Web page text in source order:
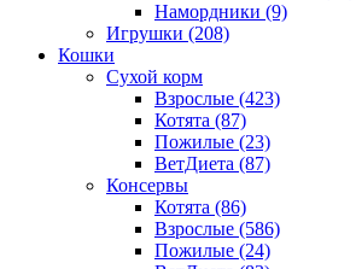
Намордники (9)
Игрушки (208)
Кошки
Сухой корм
Взрослые (423)
Котята (87)
Пожилые (23)
ВетДиета (87)
Консервы
Котята (86)
Взрослые (586)
Пожилые (24)